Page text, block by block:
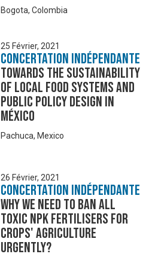
Bogota, Colombia
25 Février, 2021
Concertation Indépendante
Towards the Sustainability
of Local Food Systems and
Public Policy Design in
México
Pachuca, Mexico
26 Février, 2021
Concertation Indépendante
Why we need to ban all
toxic NPK fertilisers for
crops' agriculture
urgently?